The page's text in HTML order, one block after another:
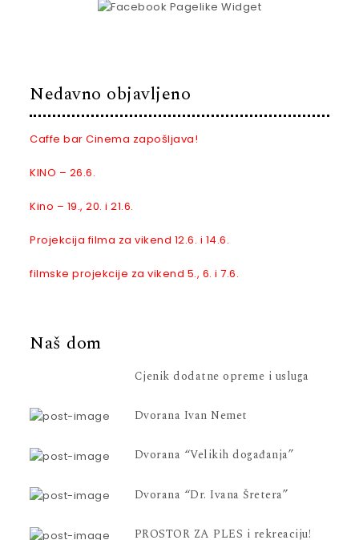
Nedavno objavljeno
Caffe bar Cinema zapošljava!
KINO – 26.6.
Kino – 19., 20. i 21.6.
Projekcija filma za vikend 12.6. i 14.6.
filmske projekcije za vikend 5., 6. i 7.6.
Naš dom
Cjenik dodatne opreme i usluga
Dvorana Ivan Nemet
Dvorana “Velikih događanja”
Dvorana “Dr. Ivana Šretera”
PROSTOR ZA PLES i rekreaciju!